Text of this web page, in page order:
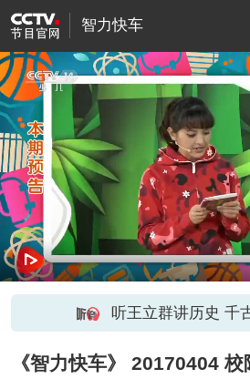
智力快车
听王立群讲历史 千
《智力快车》 20170404